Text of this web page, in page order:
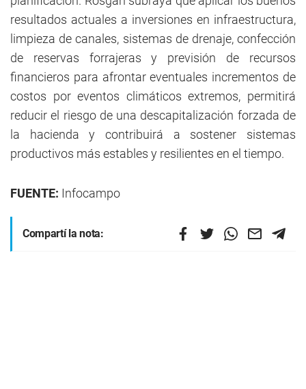
resultados actuales a inversiones en infraestructura,
limpieza de canales, sistemas de drenaje, confección
de reservas forrajeras y previsión de recursos
financieros para afrontar eventuales incrementos de
costos por eventos climáticos extremos, permitirá
reducir el riesgo de una descapitalización forzada de
la hacienda y contribuirá a sostener sistemas
productivos más estables y resilientes en el tiempo.
FUENTE: Infocampo
Compartí la nota: